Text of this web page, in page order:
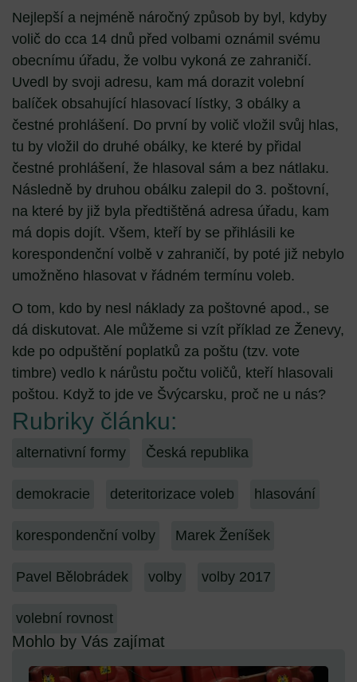
Nejlepší a nejméně náročný způsob by byl, kdyby
volič do cca 14 dnů před volbami oznámil svému
obecnímu úřadu, že volbu vykoná ze zahraničí.
Uvedl by svoji adresu, kam má dorazit volební
balíček obsahující hlasovací lístky, 3 obálky a
čestné prohlášení. Do první by volič vložil svůj hlas,
tu by vložil do druhé obálky, ke které by přidal
čestné prohlášení, že hlasoval sám a bez nátlaku.
Následně by druhou obálku zalepil do 3. poštovní,
na které by již byla předtištěná adresa úřadu, kam
má dopis dojít. Všem, kteří by se přihlásili ke
korespondenční volbě v zahraničí, by poté již nebylo
umožněno hlasovat v řádném termínu voleb.
O tom, kdo by nesl náklady za poštovné apod., se
dá diskutovat. Ale můžeme si vzít příklad ze Ženevy,
kde po odpuštění poplatků za poštu (tzv. vote
timbre) vedlo k nárůstu počtu voličů, kteří hlasovali
poštou. Když to jde ve Švýcarsku, proč ne u nás?
Rubriky článku:
alternativní formy Česká republika
demokracie deteritorizace voleb hlasování
korespondenční volby Marek Ženíšek
Pavel Bělobrádek volby volby 2017
volební rovnost
Mohlo by Vás zajímat